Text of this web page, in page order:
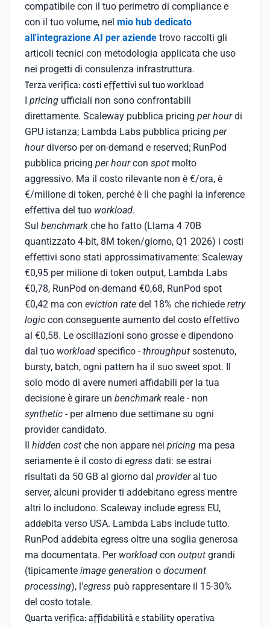
compatibile con il tuo perimetro di compliance e
con il tuo volume, nel mio hub dedicato
all'integrazione AI per aziende trovo raccolti gli
articoli tecnici con metodologia applicata che uso
nei progetti di consulenza infrastruttura.
Terza verifica: costi effettivi sul tuo workload
I pricing ufficiali non sono confrontabili
direttamente. Scaleway pubblica pricing per hourdi
GPU istanza; Lambda Labs pubblica pricing per
hourdiverso per on-demand e reserved; RunPod
pubblica pricing per hourcon spot molto
aggressivo. Ma il costo rilevante non è €/ora, è
€/milione di token, perché è lì che paghi la inference
effettiva del tuo workload.
Sul benchmark che ho fatto (Llama 4 70B
quantizzato 4-bit, 8M token/giorno, Q1 2026) i costi
effettivi sono stati approssimativamente: Scaleway
€0,95 per milione di token output, Lambda Labs
€0,78, RunPod on-demand €0,68, RunPod spot
€0,42 ma con eviction rate del 18% che richiede retry
logic con conseguente aumento del costo effettivo
al €0,58. Le oscillazioni sono grosse e dipendono
dal tuo workload specifico -throughput sostenuto,
bursty, batch, ogni pattern ha il suo sweet spot. Il
solo modo di avere numeri affidabili per la tua
decisione è girare un benchmark reale - non
synthetic - per almeno due settimane su ogni
provider candidato.
Il hidden cost che non appare nei pricing ma pesa
seriamente è il costo di egress dati: se estrai
risultati da 50 GB al giorno dal provideral tuo
server, alcuni provider ti addebitano egress mentre
altri lo includono. Scaleway include egress EU,
addebita verso USA. Lambda Labs include tutto.
RunPod addebita egress oltre una soglia generosa
ma documentata. Per workload con output grandi
(tipicamente image generation o document
processing), l'egress può rappresentare il 15-30%
del costo totale.
Quarta verifica: affidabilità e stability operativa